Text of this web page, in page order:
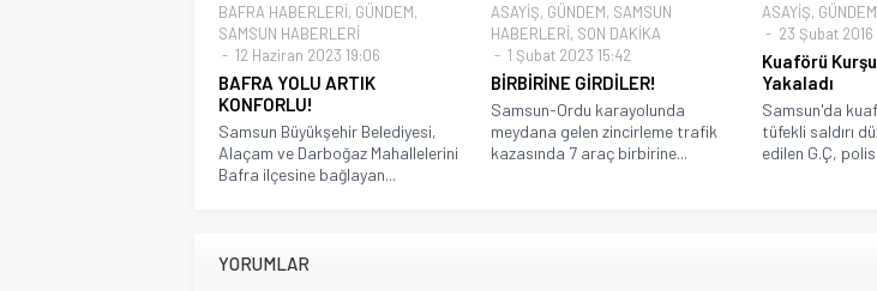
BAFRA HABERLERİ, GÜNDEM,
SAMSUN HABERLERİ
12 Haziran 2023 19:06
BAFRA YOLU ARTIK
KONFORLU!
Samsun Büyükşehir Belediyesi,
Alaçam ve Darboğaz Mahallelerini
Bafra ilçesine bağlayan...
ASAYİŞ, GÜNDEM, SAMSUN
HABERLERİ, SON DAKİKA
1 Şubat 2023 15:42
BİRBİRİNE GİRDİLER!
Samsun-Ordu karayolunda
meydana gelen zincirleme trafik
kazasında 7 araç birbirine...
ASAYİŞ, GÜNDEM
23 Şubat 2016
Kuaförü
Yakaladı
Samsun'da
tüfekli saldırı
edilen G.Ç,
YORUMLAR